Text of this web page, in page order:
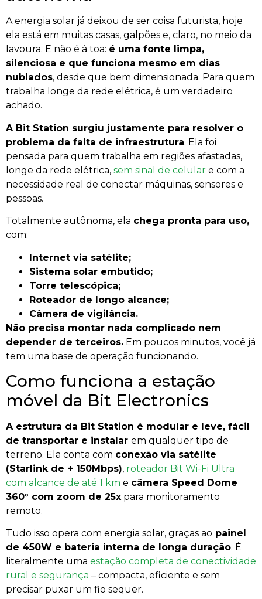
A energia solar já deixou de ser coisa futurista, hoje
ela está em muitas casas, galpões e, claro, no meio da
lavoura. E não é à toa: é uma fonte limpa,
silenciosa e que funciona mesmo em dias
nublados, desde que bem dimensionada. Para quem
trabalha longe da rede elétrica, é um verdadeiro
achado.
A Bit Station surgiu justamente para resolver o
problema da falta de infraestrutura. Ela foi
pensada para quem trabalha em regiões afastadas,
longe da rede elétrica, sem sinal de celular e com a
necessidade real de conectar máquinas, sensores e
pessoas.
Totalmente autônoma, ela chega pronta para uso,
com:
Internet via satélite;
Sistema solar embutido;
Torre telescópica;
Roteador de longo alcance;
Câmera de vigilância.
Não precisa montar nada complicado nem
depender de terceiros. Em poucos minutos, você já
tem uma base de operação funcionando.
Como funciona a estação
móvel da Bit Electronics
A estrutura da Bit Station é modular e leve, fácil
de transportar e instalar em qualquer tipo de
terreno. Ela conta com conexão via satélite
(Starlink de + 150Mbps), roteador Bit Wi-Fi Ultra
com alcance de até 1 km e câmera Speed Dome
360° com zoom de 25x para monitoramento
remoto.
Tudo isso opera com energia solar, graças ao painel
de 450W e bateria interna de longa duração. É
literalmente uma estação completa de conectividade
rural e segurança – compacta, eficiente e sem
precisar puxar um fio sequer.